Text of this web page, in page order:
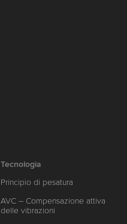
Tecnologia
Principio di pesatura
AVC – Compensazione attiva
delle vibrazioni